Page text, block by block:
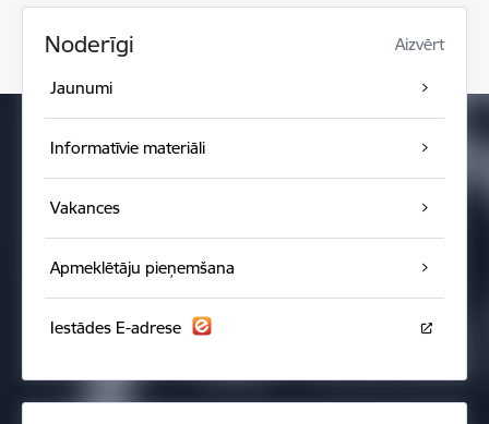
Noderīgi Aizvērt
Jaunumi
Informatīvie materiāli
Vakances
Apmeklētāju pieņemšana
Iestādes E-adrese